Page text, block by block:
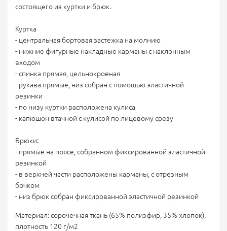
состоящего из куртки и брюк.
Куртка
- центральная бортовая застежка на молнию
- нижние фигурные накладные карманы с наклонным
входом
- спинка прямая, цельнокроеная
- рукава прямые, низ собран с помощью эластичной
резинки
- по низу куртки расположена кулиса
- капюшон втачной с кулисой по лицевому срезу
Брюки:
- прямые на поясе, собранном фиксированной эластичной
резинкой
- в верхней части расположены карманы, с отрезным
бочком
- низ брюк собран фиксированной эластичной резинкой
Материал: сорочечная ткань (65% полиэфир, 35% хлопок),
плотность 120 г/м2